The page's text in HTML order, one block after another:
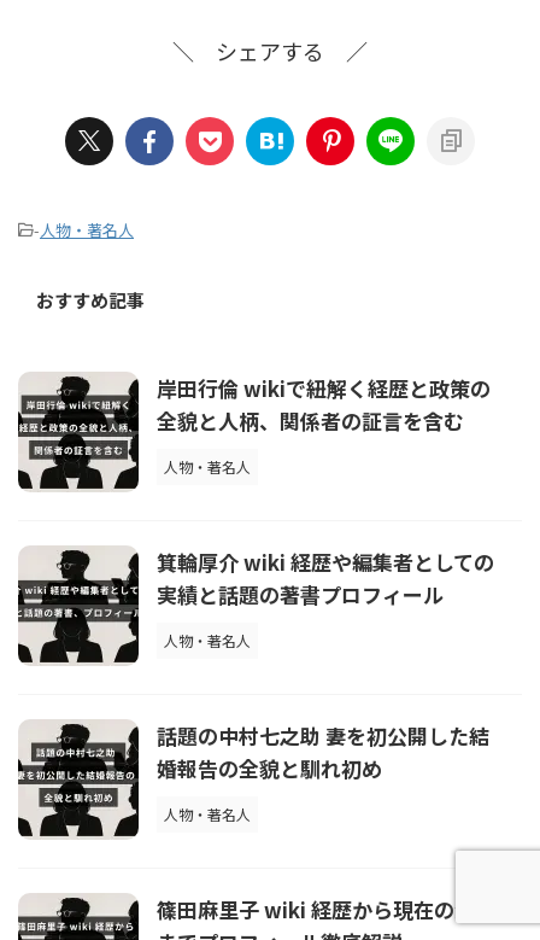
＼ シェアする ／
-人物・著名人
おすすめ記事
岸田行倫 wikiで紐解く経歴と政策の
全貌と人柄、関係者の証言を含む
人物・著名人
箕輪厚介 wiki 経歴や編集者としての
実績と話題の著書プロフィール
人物・著名人
話題の中村七之助 妻を初公開した結
婚報告の全貌と馴れ初め
人物・著名人
篠田麻里子 wiki 経歴から現在の活動